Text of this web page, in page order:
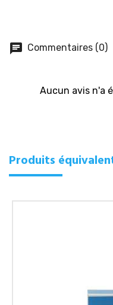
chat Commentaires (0)
Aucun avis n'a
Produits